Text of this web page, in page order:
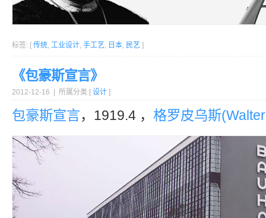
标签: [ 传统, 工业设计, 手工艺, 日本, 民艺 ]
《包豪斯宣言》
2012-12-16 | 所属分类 [ 设计 ]
包豪斯宣言，1919.4 ， 格罗皮乌斯